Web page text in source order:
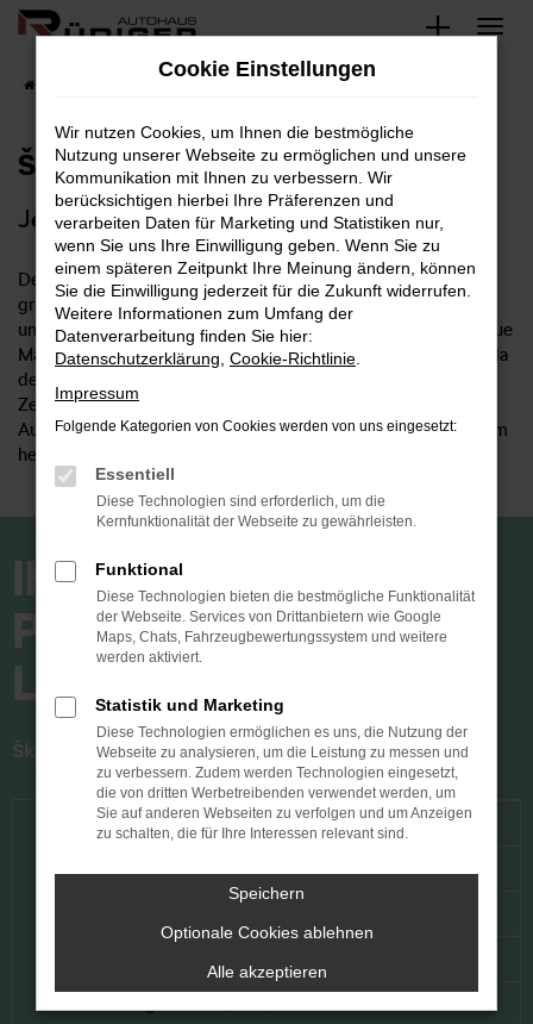
Zum
springen
Škoda Octavia Combi Tour
Jetzt ein Privatleasing-Angebot sichern!
Der Škoda Octavia ist seit jeher ein Bestseller. Sein
großzügiges Raumangebot, hervorragendes Fahrverhalten
und ein überzeugendes Preis-Leistungs-Verhältnis setzen neue
Maßstäbe. Mit dem Sondermodell Škoda Octavia führt Škoda
den Erfolg des beliebten Kompaktwagens nahtlos fort.
Zeitgemäße Designelemente und eine hochwertige
Ausstattung machen den Škoda Octavia Combi Tour zu einem
herausragenden Vertreter der Tour-Sondermodelle.
Ihr individuelles
Privat-
Leasingangebot
Škoda Octavia Combi Tour 1.5 TSI, 85 kW
Vertragslaufzeit 48 Monate
Cookie Einstellungen
Wir nutzen Cookies, um Ihnen die bestmögliche
Nutzung unserer Webseite zu ermöglichen und unsere
Kommunikation mit Ihnen zu verbessern. Wir
berücksichtigen hierbei Ihre Präferenzen und
verarbeiten Daten für Marketing und Statistiken nur,
wenn Sie uns Ihre Einwilligung geben. Wenn Sie zu
einem späteren Zeitpunkt Ihre Meinung ändern, können
Sie die Einwilligung jederzeit für die Zukunft widerrufen.
Weitere Informationen zum Umfang der
Datenverarbeitung finden Sie hier:
Datenschutzerklärung Cookie-Richtlinie
Impressum
Folgende Kategorien von Cookies werden von uns eingesetzt:
Essentiell
Diese Technologien sind erforderlich, um die
Kernfunktionalität der Webseite zu gewährleisten.
Funktional
Diese Technologien bieten die bestmögliche Funktionalität
der Webseite. Services von Drittanbietern wie Google
Maps, Chats, Fahrzeugbewertungssystem und weitere
werden aktiviert.
Statistik und Marketing
Diese Technologien ermöglichen es uns, die Nutzung der
Webseite zu analysieren, um die Leistung zu messen und
zu verbessern. Zudem werden Technologien eingesetzt,
die von dritten Werbetreibenden verwendet werden, um
Sie auf anderen Webseiten zu verfolgen und um Anzeigen
zu schalten, die für Ihre Interessen relevant sind.
Speichern
Optionale Cookies ablehnen
Alle akzeptieren